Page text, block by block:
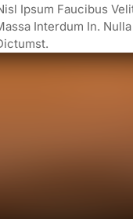
Ipsum Faucibus
Interdum In.